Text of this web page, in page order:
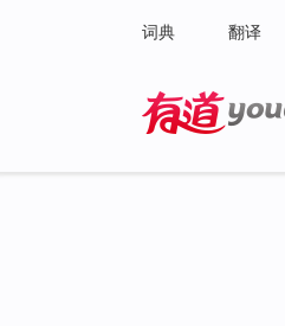
词典 翻译